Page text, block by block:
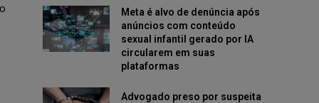
Meta é alvo de denúncia após
anúncios com conteúdo
sexual infantil gerado por IA
circularem em suas
plataformas
Advogado preso por suspeita